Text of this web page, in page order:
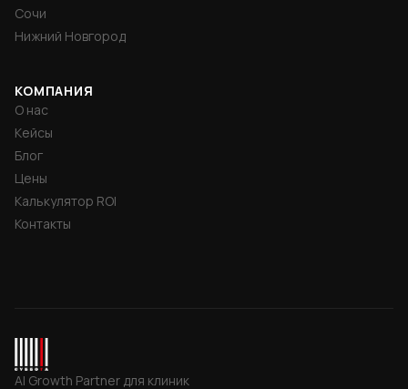
AI Growth Partner для клиник
Сочи
Нижний Новгород
КОМПАНИЯ
О нас
Кейсы
Блог
Цены
Калькулятор ROI
Контакты